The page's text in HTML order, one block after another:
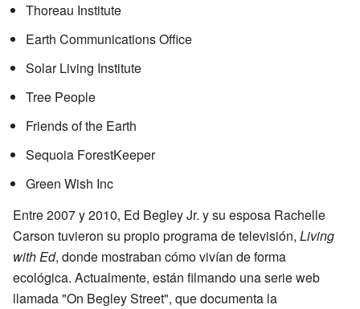
Thoreau Institute
Earth Communications Office
Solar Living Institute
Tree People
Friends of the Earth
Sequoia ForestKeeper
Green Wish Inc
Entre 2007 y 2010, Ed Begley Jr. y su esposa Rachelle
Carson tuvieron su propio programa de televisión, Living
with Ed, donde mostraban cómo vivían de forma
ecológica. Actualmente, están filmando una serie web
llamada "On Begley Street", que documenta la